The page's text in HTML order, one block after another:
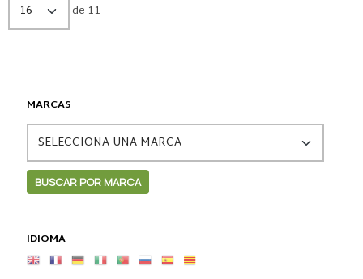
MARCAS
IDIOMA
de 11